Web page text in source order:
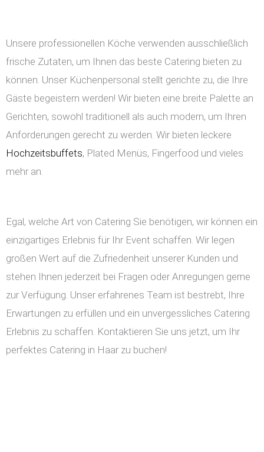
Unsere professionellen Köche verwenden ausschließlich
frische Zutaten, um Ihnen das beste Catering bieten zu
können. Unser Küchenpersonal stellt gerichte zu, die Ihre
Gäste begeistern werden! Wir bieten eine breite Palette an
Gerichten, sowohl traditionell als auch modern, um Ihren
Anforderungen gerecht zu werden. Wir bieten leckere
Hochzeitsbuffets, Plated Menüs, Fingerfood und vieles
mehr an.
Egal, welche Art von Catering Sie benötigen, wir können ein
einzigartiges Erlebnis für Ihr Event schaffen. Wir legen
großen Wert auf die Zufriedenheit unserer Kunden und
stehen Ihnen jederzeit bei Fragen oder Anregungen gerne
zur Verfügung. Unser erfahrenes Team ist bestrebt, Ihre
Erwartungen zu erfüllen und ein unvergessliches Catering
Erlebnis zu schaffen. Kontaktieren Sie uns jetzt, um Ihr
perfektes Catering in Haar zu buchen!